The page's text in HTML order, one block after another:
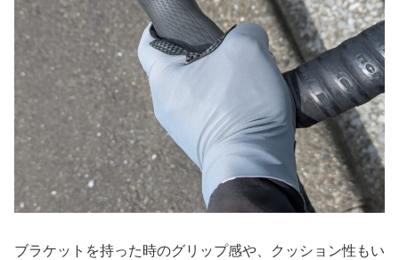
ブラケットを持った時のグリップ感や、クッション性もい